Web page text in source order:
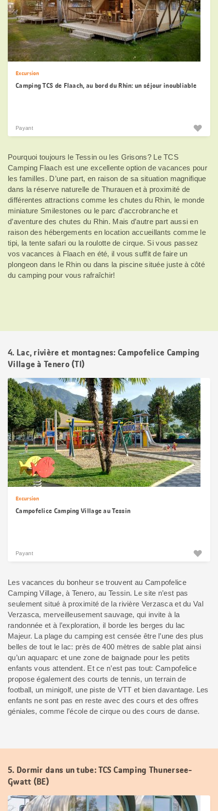
Excursion
Camping TCS de Flaach, au bord du Rhin: un séjour inoubliable
Payant
Pourquoi toujours le Tessin ou les Grisons? Le TCS
Camping Flaach est une excellente option de vacances pour
les familles. D’une part, en raison de sa situation magnifique
dans la réserve naturelle de Thurauen et à proximité de
différentes attractions comme les chutes du Rhin, le monde
miniature Smilestones ou le parc d’accrobranche et
d’aventure des chutes du Rhin. Mais d’autre part aussi en
raison des hébergements en location accueillants comme le
tipi, la tente safari ou la roulotte de cirque. Si vous passez
vos vacances à Flaach en été, il vous suffit de faire un
plongeon dans le Rhin ou dans la piscine située juste à côté
du camping pour vous rafraîchir!
4. Lac, rivière et montagnes: Campofelice Camping
Village à Tenero (TI)
Excursion
Campofelice Camping Village au Tessin
Payant
Les vacances du bonheur se trouvent au Campofelice
Camping Village, à Tenero, au Tessin. Le site n’est pas
seulement situé à proximité de la rivière Verzasca et du Val
Verzasca, merveilleusement sauvage, qui invite à la
randonnée et à l’exploration, il borde les berges du lac
Majeur. La plage du camping est censée être l’une des plus
belles de tout le lac: près de 400 mètres de sable plat ainsi
qu’un aquaparc et une zone de baignade pour les petits
enfants vous attendent. Et ce n’est pas tout: Campofelice
propose également des courts de tennis, un terrain de
football, un minigolf, une piste de VTT et bien davantage. Les
enfants ne sont pas en reste avec des cours et des offres
géniales, comme l’école de cirque ou des cours de danse.
5. Dormir dans un tube: TCS Camping Thunersee-
Gwatt (BE)